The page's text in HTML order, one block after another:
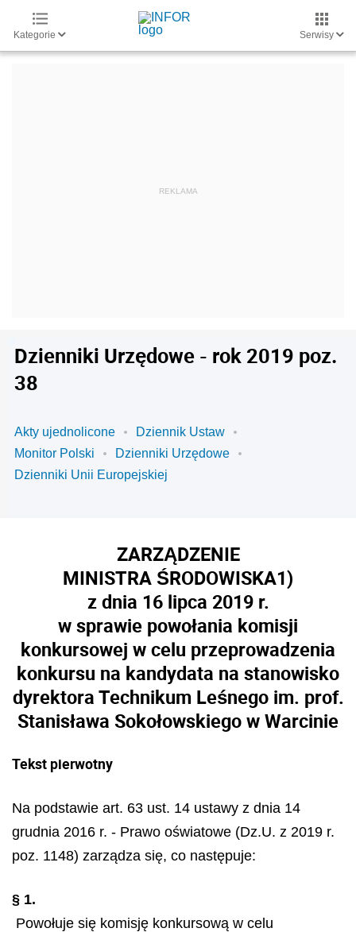
Kategorie Serwisy
Dzienniki Urzędowe - rok 2019 poz.
38
Akty ujednolicone
Dziennik Ustaw
Monitor Polski
Dzienniki Urzędowe
Dzienniki Unii Europejskiej
ZARZĄDZENIE
MINISTRA ŚRODOWISKA1)
z dnia 16 lipca 2019 r.
w sprawie powołania komisji
konkursowej w celu przeprowadzenia
konkursu na kandydata na stanowisko
dyrektora Technikum Leśnego im. prof.
Stanisława Sokołowskiego w Warcinie
Tekst pierwotny
Na podstawie art. 63 ust. 14 ustawy z dnia 14
grudnia 2016 r. - Prawo oświatowe (Dz.U. z 2019 r.
poz. 1148) zarządza się, co następuje:
§ 1.
Powołuje się komisję konkursową w celu